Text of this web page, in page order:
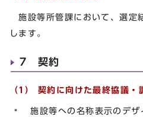
施設等所管課において、選定
します。
7 契約
（1） 契約に向けた最終協議・
施設等への名称表示のデザ